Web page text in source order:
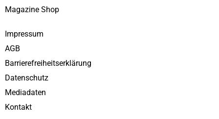
Magazine Shop
Impressum
AGB
Barrierefreiheitserklärung
Datenschutz
Mediadaten
Kontakt